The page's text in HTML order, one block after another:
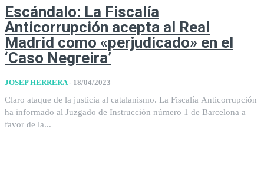
Escándalo: La Fiscalía
Anticorrupción acepta al Real
Madrid como «perjudicado» en el
‘Caso Negreira’
JOSEP HERRERA - 18/04/2023
Claro ataque de la justicia al catalanismo. La Fiscalía Anticorrupción
ha informado al Juzgado de Instrucción número 1 de Barcelona a
favor de la...